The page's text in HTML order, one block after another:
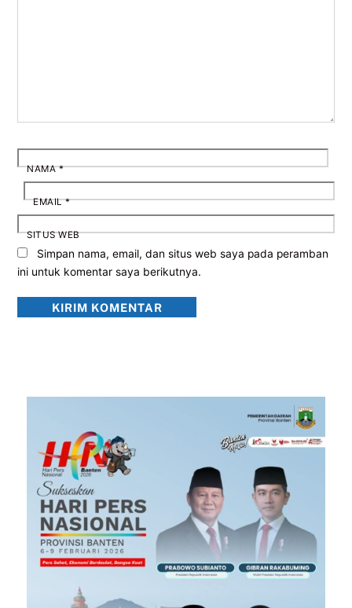
NAMA*
EMAIL*
SITUS WEB
Simpan nama, email, dan situs web saya pada peramban
ini untuk komentar saya berikutnya.